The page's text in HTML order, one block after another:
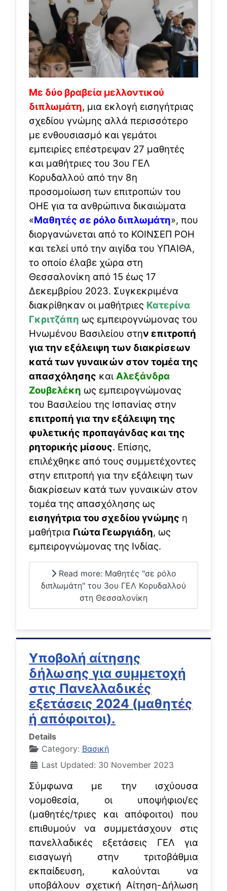
Με δύο βραβεία μελλοντικού
διπλωμάτη, μια εκλογή εισηγήτριας
σχεδίου γνώμης αλλά περισσότερο
με ενθουσιασμό και γεμάτοι
εμπειρίες επέστρεψαν 27 μαθητές
και μαθήτριες του 3ου ΓΕΛ
Κορυδαλλού από την 8η
προσομοίωση των επιτροπών του
ΟΗΕ για τα ανθρώπινα δικαιώματα
«Μαθητές σε ρόλο διπλωμάτη», που
διοργανώνεται από το ΚΟΙΝΣΕΠ ΡΟΗ
και τελεί υπό την αιγίδα του ΥΠΑΙΘΑ,
το οποίο έλαβε χώρα στη
Θεσσαλονίκη από 15 έως 17
Δεκεμβρίου 2023. Συγκεκριμένα
διακρίθηκαν οι μαθήτριες Κατερίνα
Γκριτζάπη ως εμπειρογνώμονας του
Ηνωμένου Βασιλείου στην επιτροπή
για την εξάλειψη των διακρίσεων
κατά των γυναικών στον τομέα της
απασχόλησης και Αλεξάνδρα
Ζουβελέκη ως εμπειρογνώμονας
του Βασιλείου της Ισπανίας στην
επιτροπή για την εξάλειψη της
φυλετικής προπαγάνδας και της
ρητορικής μίσους. Επίσης,
επιλέχθηκε από τους συμμετέχοντες
στην επιτροπή για την εξάλειψη των
διακρίσεων κατά των γυναικών στον
τομέα της απασχόλησης ως
εισηγήτρια του σχεδίου γνώμης η
μαθήτρια Γιώτα Γεωργιάδη, ως
εμπειρογνώμονας της Ινδίας.
Read more: Μαθητές "σε ρόλο
διπλωμάτη" του 3ου ΓΕΛ Κορυδαλλού
στη Θεσσαλονίκη
Υποβολή αίτησης
δήλωσης για συμμετοχή
στις Πανελλαδικές
εξετάσεις 2024 (μαθητές
ή απόφοιτοι).
Details
Category: Βασική
Last Updated: 30 November 2023
Σύμφωνα με την ισχύουσα
νομοθεσία, οι υποψήφιοι/ες
(μαθητές/τριες και απόφοιτοι) που
επιθυμούν να συμμετάσχουν στις
πανελλαδικές εξετάσεις ΓΕΛ για
εισαγωγή στην τριτοβάθμια
εκπαίδευση, καλούνται να
υποβάλουν σχετική Αίτηση-Δήλωση